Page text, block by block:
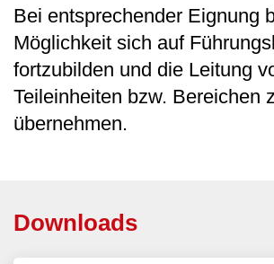
Bei entsprechender Eignung
Möglichkeit sich auf
fortzubilden und die Leitung
Teileinheiten bzw. Bereichen
übernehmen.
Downloads